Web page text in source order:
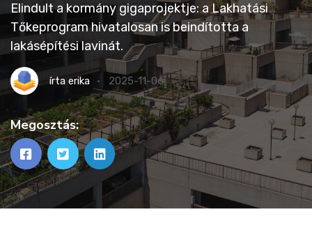
Elindult a kormány gigaprojektje: a Lakhatási
Tőkeprogram hivatalosan is beindította a
lakásépítési lavinát.
írta erika 2025-11-06
Megosztás: